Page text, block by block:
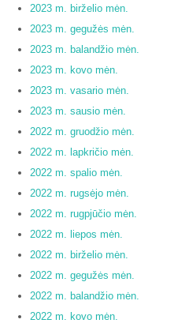
2023 m. birželio mėn.
2023 m. gegužės mėn.
2023 m. balandžio mėn.
2023 m. kovo mėn.
2023 m. vasario mėn.
2023 m. sausio mėn.
2022 m. gruodžio mėn.
2022 m. lapkričio mėn.
2022 m. spalio mėn.
2022 m. rugsėjo mėn.
2022 m. rugpjūčio mėn.
2022 m. liepos mėn.
2022 m. birželio mėn.
2022 m. gegužės mėn.
2022 m. balandžio mėn.
2022 m. kovo mėn.